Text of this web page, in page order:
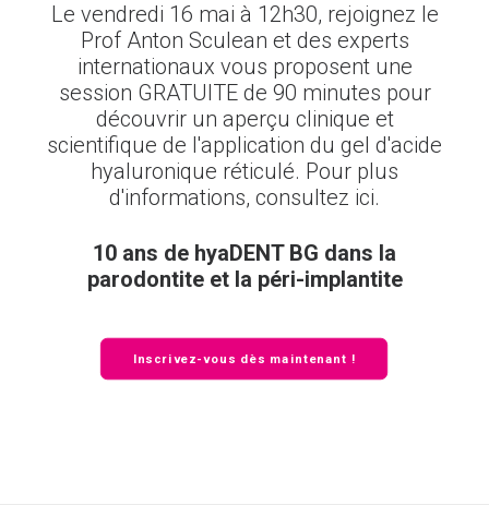
Le vendredi 16 mai à 12h30, rejoignez le
Prof Anton Sculean et des experts
internationaux vous proposent une
session GRATUITE de 90 minutes pour
découvrir un aperçu clinique et
scientifique de l'application du gel d'acide
hyaluronique réticulé. Pour plus
d'informations, consultez ici.
10 ans de hyaDENT BG dans la
parodontite et la péri-implantite
Inscrivez-vous dès maintenant !